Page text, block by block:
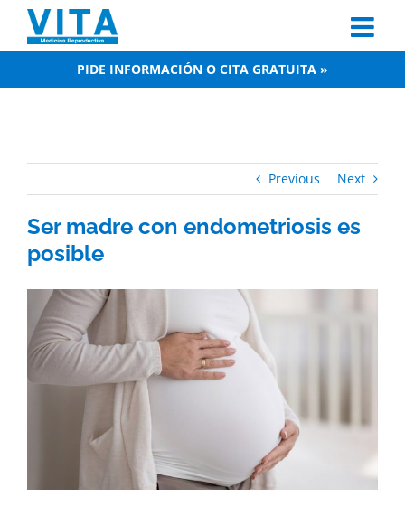
content
PIDE INFORMACIÓN O CITA GRATUITA »
Previous Next
Ser madre con endometriosis es
posible
View
Larger
Image